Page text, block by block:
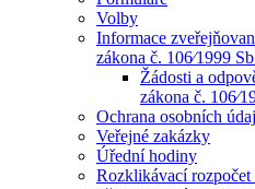
Volby
Informace
zákona č. 106⁄1999
Žádosti a
zákona č.
Ochrana osobních
Veřejné zakázky
Úřední hodiny
Rozklikávací rozpočet